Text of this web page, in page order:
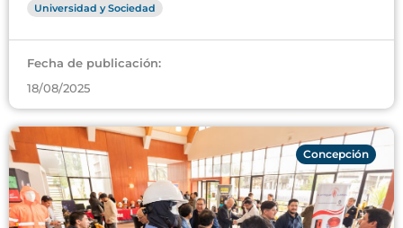
Universidad y Sociedad
Fecha de publicación:
18/08/2025
Concepción